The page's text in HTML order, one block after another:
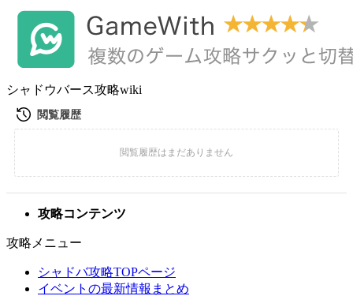
シャドウバース攻略wiki
攻略コンテンツ
攻略メニュー
シャドバ攻略TOPページ
イベントの最新情報まとめ